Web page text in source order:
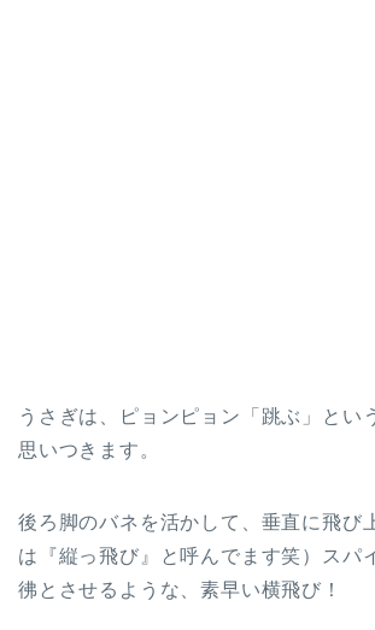
うさぎは、ピョンピョン「跳ぶ」とい
思いつきます。
後ろ脚のバネを活かして、垂直に飛び
は『縦っ飛び』と呼んでます笑）スパ
彿とさせるような、素早い横飛び！